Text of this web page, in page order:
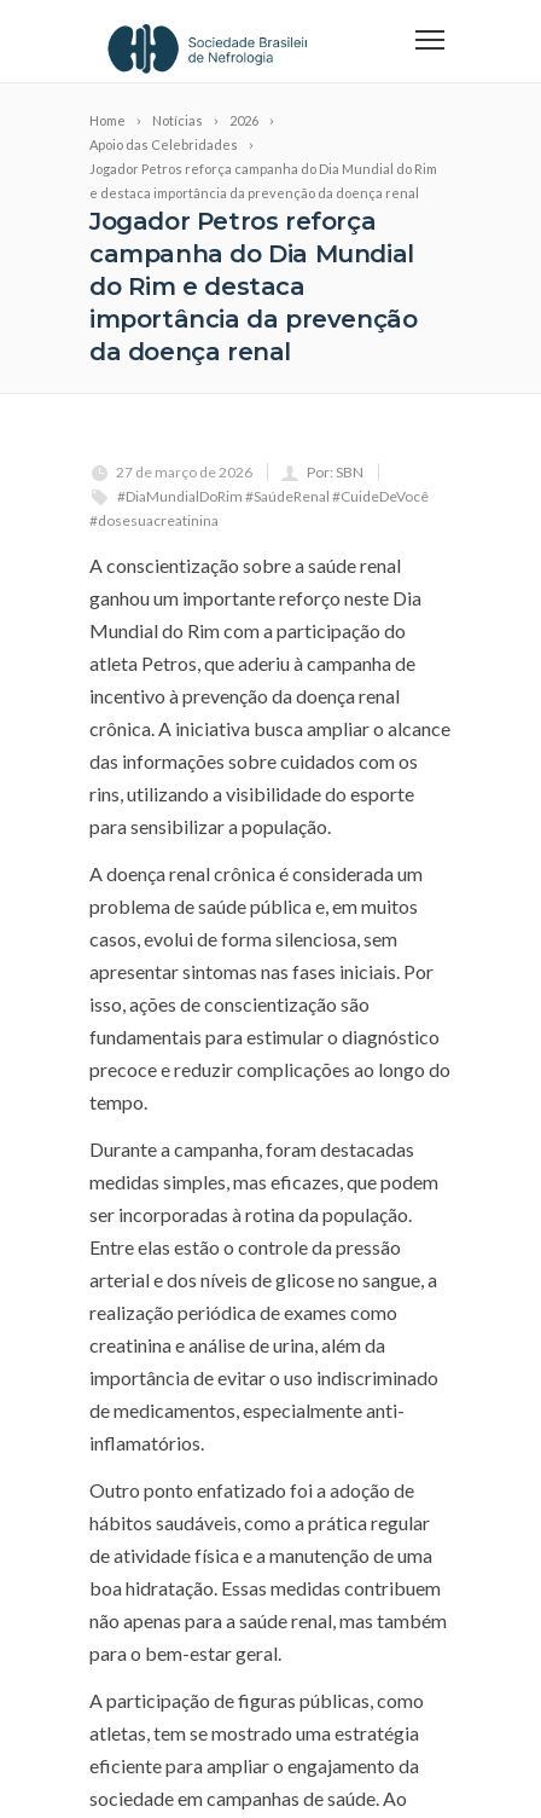
Home Notícias
2026
Apoio das Celebridades
Jogador Petros reforça campanha do Dia Mundial do Rim
e destaca importância da prevenção da doença renal
Jogador Petros reforça
campanha do Dia Mundial
do Rim e destaca
importância da prevenção
da doença renal
27 de março de 2026
Por: SBN
#DiaMundialDoRim #SaúdeRenal #CuideDeVocê
#dosesuacreatinina
A conscientização sobre a saúde renal
ganhou um importante reforço neste Dia
Mundial do Rim com a participação do
atleta Petros, que aderiu à campanha de
incentivo à prevenção da doença renal
crônica. A iniciativa busca ampliar o alcance
das informações sobre cuidados com os
rins, utilizando a visibilidade do esporte
para sensibilizar a população.
A doença renal crônica é considerada um
problema de saúde pública e, em muitos
casos, evolui de forma silenciosa, sem
apresentar sintomas nas fases iniciais. Por
isso, ações de conscientização são
fundamentais para estimular o diagnóstico
precoce e reduzir complicações ao longo do
tempo.
Durante a campanha, foram destacadas
medidas simples, mas eficazes, que podem
ser incorporadas à rotina da população.
Entre elas estão o controle da pressão
arterial e dos níveis de glicose no sangue, a
realização periódica de exames como
creatinina e análise de urina, além da
importância de evitar o uso indiscriminado
de medicamentos, especialmente anti-
inflamatórios.
Outro ponto enfatizado foi a adoção de
hábitos saudáveis, como a prática regular
de atividade física e a manutenção de uma
boa hidratação. Essas medidas contribuem
não apenas para a saúde renal, mas também
para o bem-estar geral.
A participação de figuras públicas, como
atletas, tem se mostrado uma estratégia
eficiente para ampliar o engajamento da
sociedade em campanhas de saúde. Ao